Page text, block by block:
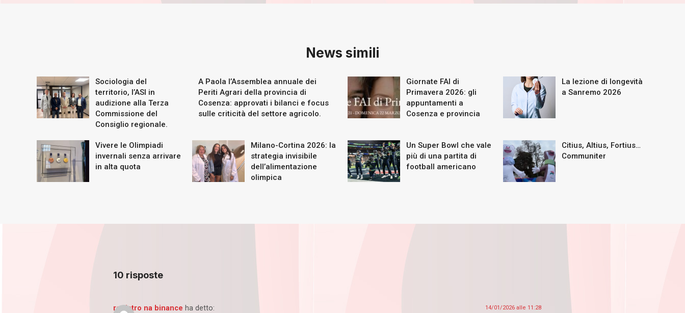
News simili
Sociologia del
territorio, l’ASI in
audizione alla Terza
Commissione del
Consiglio regionale.
A Paola l’Assemblea annuale dei
Periti Agrari della provincia di
Cosenza: approvati i bilanci e focus
sulle criticità del settore agricolo.
Giornate FAI di
Primavera 2026: gli
appuntamenti a
Cosenza e provincia
La lezione di longevità
a Sanremo 2026
Vivere le Olimpiadi
invernali senza arrivare
in alta quota
Milano-Cortina 2026: la
strategia invisibile
dell’alimentazione
olimpica
Un Super Bowl che vale
più di una partita di
football americano
Citius, Altius, Fortius…
Communiter
10 risposte
registro na binance ha detto: 14/01/2026 alle 11:28